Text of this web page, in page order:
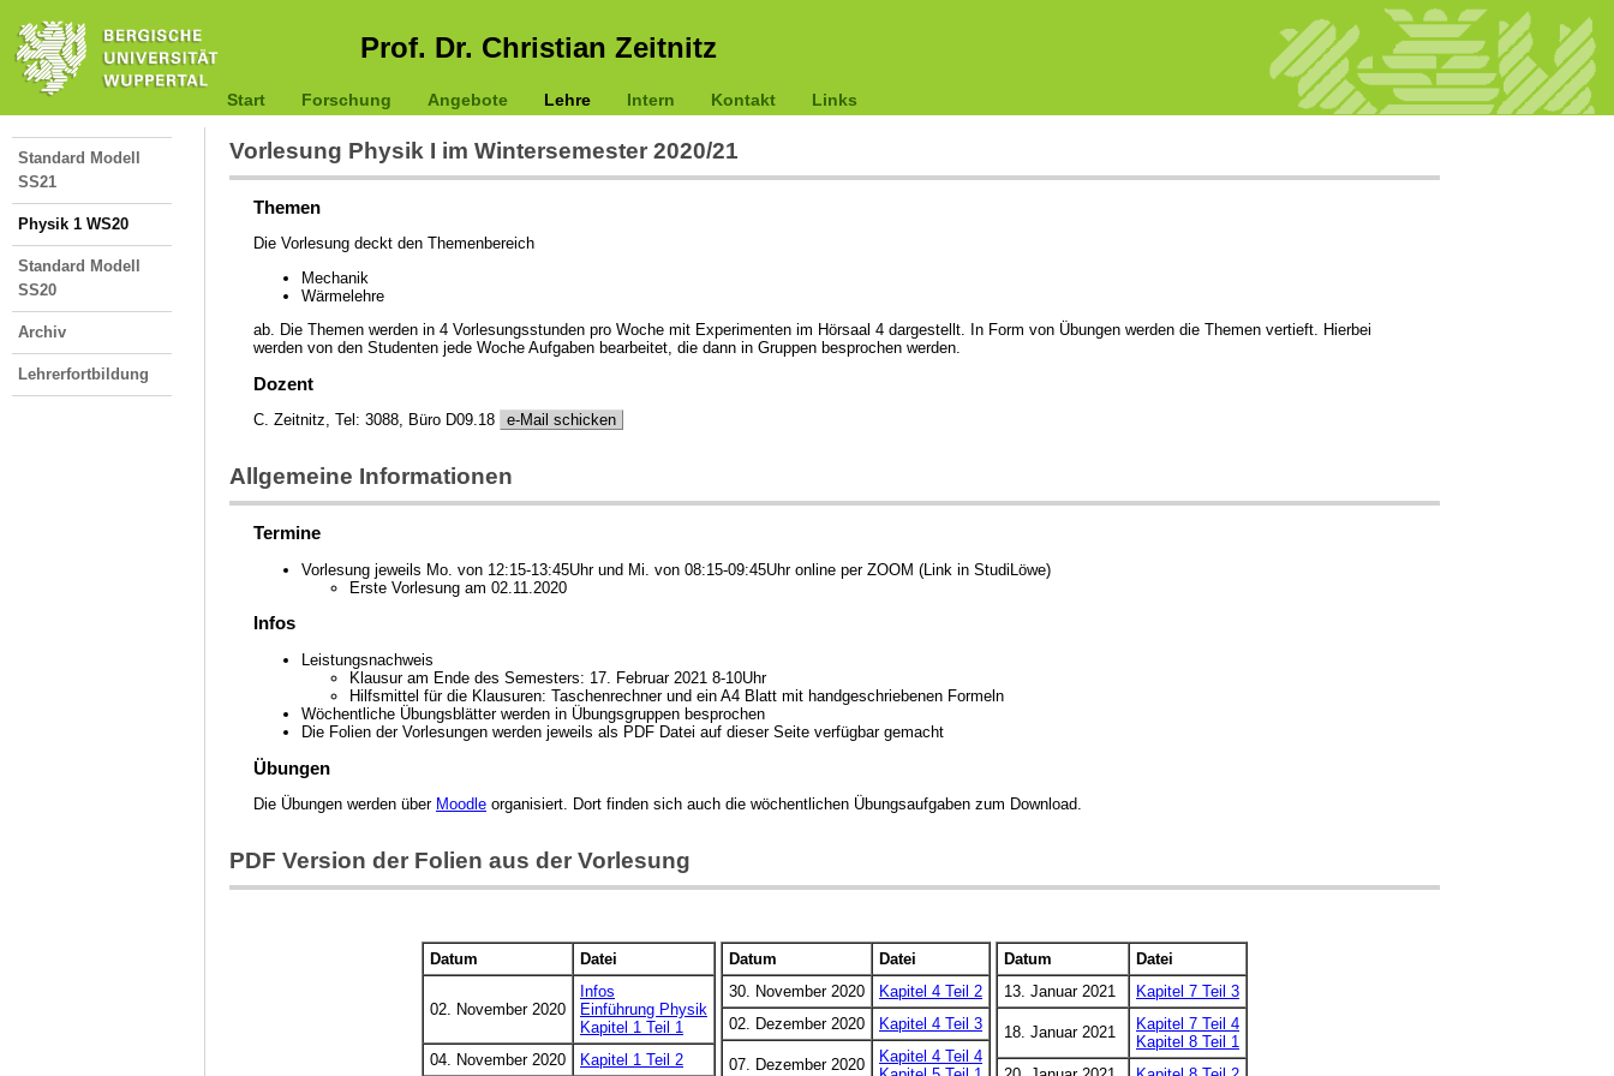
Prof. Dr. Christian Zeitnitz
Start Forschung Angebote Lehre
Standard Modell
SS21
Physik 1 WS20
Standard Modell
SS20
Archiv
Lehrerfortbildung
Intern Kontakt Links
Vorlesung Physik I im Wintersemester 2020/21
Themen
Die Vorlesung deckt den Themenbereich
Mechanik
Wärmelehre
ab. Die Themen werden in 4 Vorlesungsstunden pro Woche mit Experimenten im Hörsaal 4 dargestellt. In Form von Übungen werden die Themen vertieft. Hierbei
werden von den Studenten jede Woche Aufgaben bearbeitet, die dann in Gruppen besprochen werden.
Dozent
C. Zeitnitz, Tel: 3088, Büro D09.18 e-Mail schicken
Allgemeine Informationen
Termine
Vorlesung jeweils Mo. von 12:15-13:45Uhr und Mi. von 08:15-09:45Uhr online per ZOOM (Link in StudiLöwe)
Erste Vorlesung am 02.11.2020
Infos
Leistungsnachweis
Klausur am Ende des Semesters: 17. Februar 2021 8-10Uhr
Hilfsmittel für die Klausuren: Taschenrechner und ein A4 Blatt mit handgeschriebenen Formeln
Wöchentliche Übungsblätter werden in Übungsgruppen besprochen
Die Folien der Vorlesungen werden jeweils als PDF Datei auf dieser Seite verfügbar gemacht
Übungen
Die Übungen werden über Moodle organisiert. Dort finden sich auch die wöchentlichen Übungsaufgaben zum Download.
PDF Version der Folien aus der Vorlesung
Datum Datei
02. November 2020
Infos
Einführung Physik
Kapitel 1 Teil 1
04. November 2020
Kapitel 1 Teil 2
Datum
Datei
30. November 2020
Kapitel 4 Teil 2
02. Dezember 2020
Kapitel 4 Teil 3
07. Dezember 2020
Kapitel 4 Teil 4
Datum
Datei
13. Januar 2021
Kapitel 7 Teil 3
18. Januar 2021
Kapitel 7 Teil 4
Kapitel 8 Teil 1